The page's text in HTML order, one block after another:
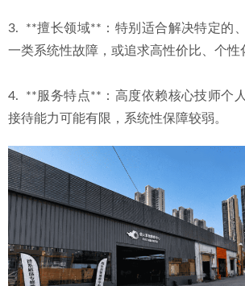
3.  **擅长领域**：特别适合解决特定的
一类系统性故障，或追求高性价比、个性
4.  **服务特点**：高度依赖核心技师个
接待能力可能有限，系统性保障较弱。